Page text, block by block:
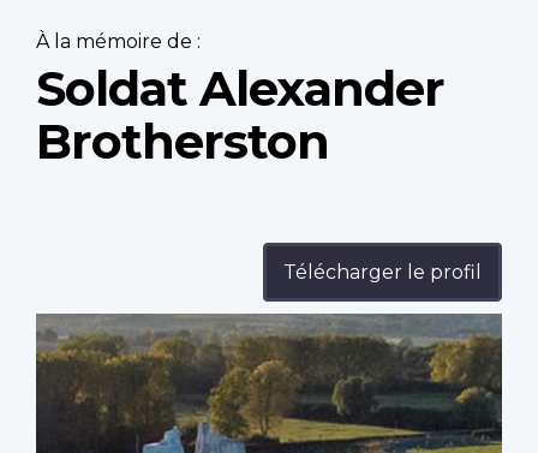
À la mémoire de :
Soldat Alexander
Brotherston
Télécharger le profil
Profile
image